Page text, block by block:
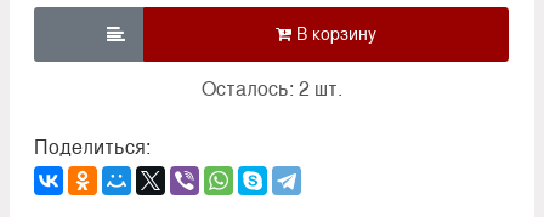

Осталось: 2 шт.
Поделиться: